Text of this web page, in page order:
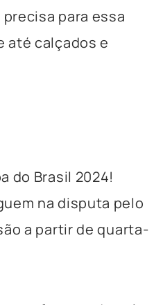
para essa
até calçados e
do Brasil 2024!
na disputa pelo
a partir de quarta-